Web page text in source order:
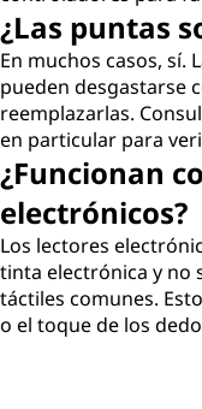
¿Las puntas
En muchos casos, sí.
pueden desgastarse
reemplazarlas.
en particular para
¿Funcionan
electrónicos?
Los lectores
tinta electrónica y no
táctiles comunes.
o el toque de los